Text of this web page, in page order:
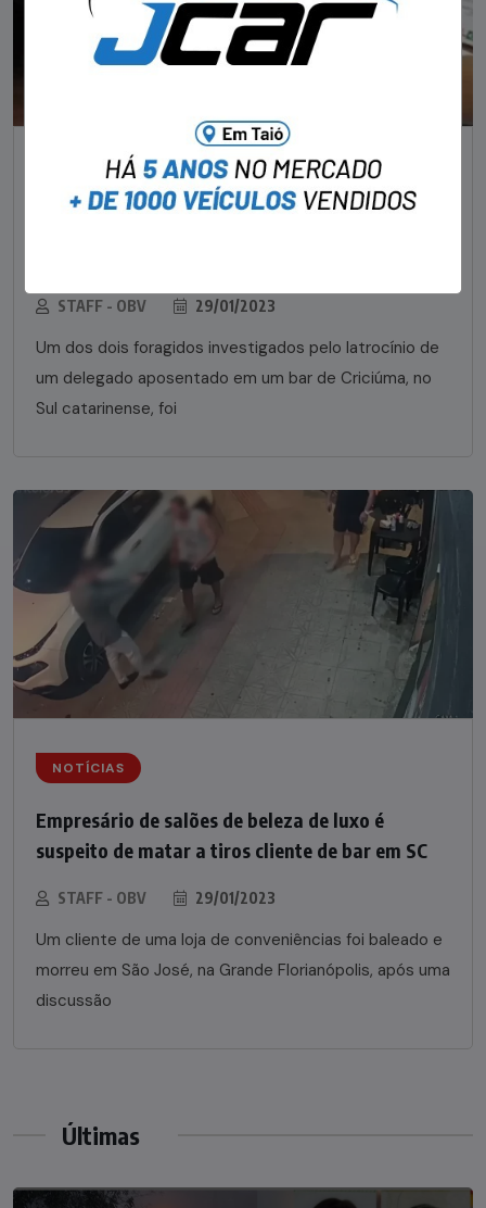
NOTÍCIAS
STAFF - OBV 29/01/2023
Um dos dois foragidos investigados pelo latrocínio de
um delegado aposentado em um bar de Criciúma, no
Sul catarinense, foi
NOTÍCIAS
Empresário de salões de beleza de luxo é
suspeito de matar a tiros cliente de bar em SC
STAFF - OBV 29/01/2023
Um cliente de uma loja de conveniências foi baleado e
morreu em São José, na Grande Florianópolis, após uma
discussão
Últimas